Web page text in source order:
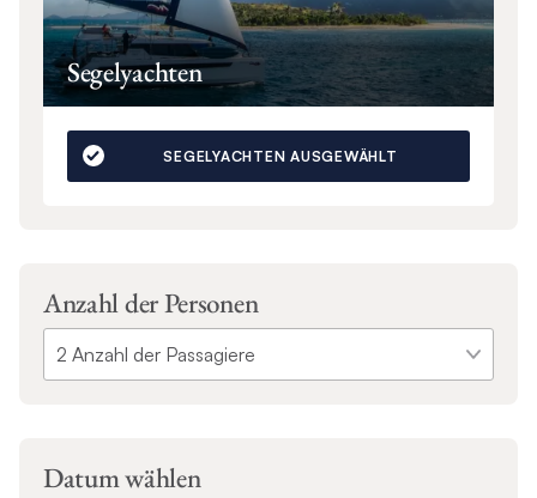
Segelyachten
SEGELYACHTEN AUSGEWÄHLT
Anzahl der Personen
Datum wählen